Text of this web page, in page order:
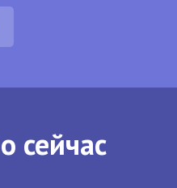
сейчас